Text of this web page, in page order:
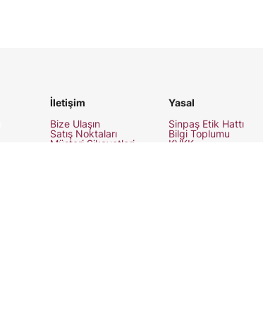
İletişim
Bize Ulaşın
Satış Noktaları
Müşteri Şikayetleri
Yasal
Sinpaş Etik Hattı
Bilgi Toplumu
KVKK